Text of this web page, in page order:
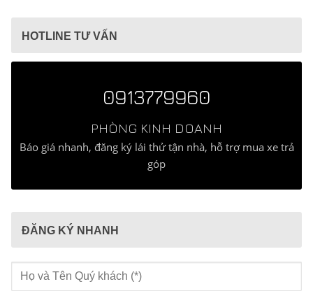
HOTLINE TƯ VẤN
0913779960
PHÒNG KINH DOANH
Báo giá nhanh, đăng ký lái thử tận nhà, hỗ trợ mua xe trả
góp
ĐĂNG KÝ NHANH